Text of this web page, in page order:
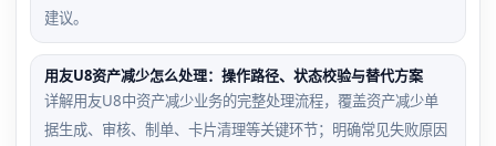
建议。
用友U8资产减少怎么处理：操作路径、状态校验与替代方案
详解用友U8中资产减少业务的完整处理流程，覆盖资产减少单
据生成、审核、制单、卡片清理等关键环节；明确常见失败原因